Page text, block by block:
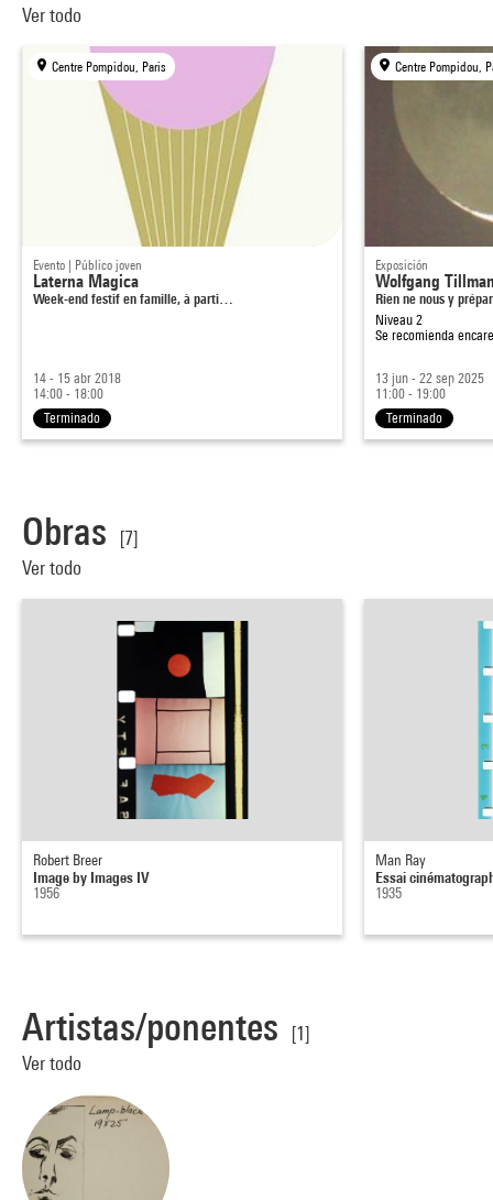
Ver todo
Centre Pompidou, Paris
Evento | Público joven
Laterna Magica
Week-end festif en famille, à parti…
14 - 15 abr 2018
14:00 - 18:00
Terminado
Centre Pompidou,
Exposición
Wolfgang
Rien ne nous y
Niveau 2
Se recomienda
13 jun - 22 sep 2025
11:00 - 19:00
Terminado
Obras
[7]
Ver todo
Robert Breer
Image by Images IV
1956
Man Ray
Essai
1935
Artistas/ponentes
[1]
Ver todo